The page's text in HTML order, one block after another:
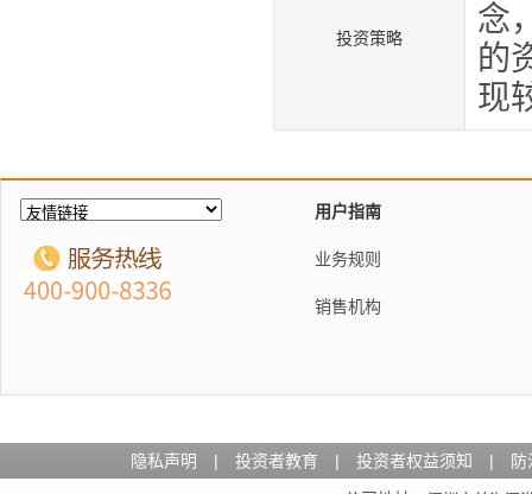
投资策略
念
的
现
用户指南
业务规则
销售机构
隐私声明 | 投资者教育 | 投资者权益须知 |